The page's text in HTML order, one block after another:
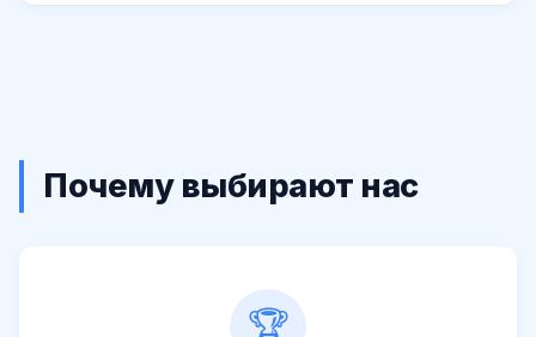
Почему выбирают нас
🏆